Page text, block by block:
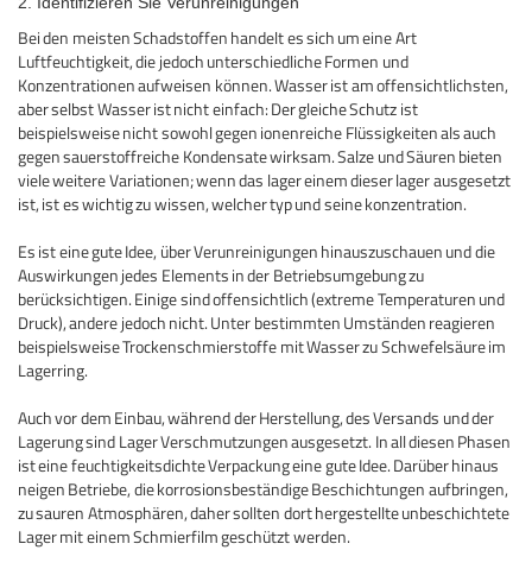
Bei den meisten Schadstoffen handelt es sich um eine Art
Luftfeuchtigkeit, die jedoch unterschiedliche Formen und
Konzentrationen aufweisen können.Wasser ist am offensichtlichsten,
aber selbst Wasser ist nicht einfach: Der gleiche Schutz ist
beispielsweise nicht sowohl gegen ionenreiche Flüssigkeiten als auch
gegen sauerstoffreiche Kondensate wirksam.Salze und Säuren bieten
viele weitere Variationen;wenn das lager einem dieser lager ausgesetzt
ist, ist es wichtig zu wissen, welcher typ und seine konzentration.
Es ist eine gute Idee, über Verunreinigungen hinauszuschauen und die
Auswirkungen jedes Elements in der Betriebsumgebung zu
berücksichtigen.Einige sind offensichtlich (extreme Temperaturen und
Druck), andere jedoch nicht.Unter bestimmten Umständen reagieren
beispielsweise Trockenschmierstoffe mit Wasser zu Schwefelsäure im
Lagerring.
Auch vor dem Einbau, während der Herstellung, des Versands und der
Lagerung sind Lager Verschmutzungen ausgesetzt. In all diesen Phasen
ist eine feuchtigkeitsdichte Verpackung eine gute Idee.Darüber hinaus
neigen Betriebe, die korrosionsbeständige Beschichtungen aufbringen,
zu sauren Atmosphären, daher sollten dort hergestellte unbeschichtete
Lager mit einem Schmierfilm geschützt werden.